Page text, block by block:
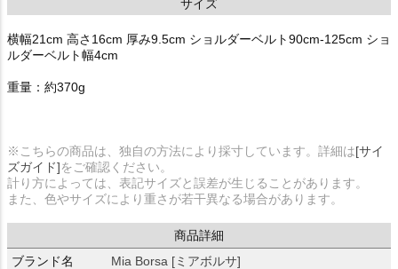
サイズ
横幅21cm 高さ16cm 厚み9.5cm ショルダーベルト90cm-125cm ショ
ルダーベルト幅4cm
重量：約370g
※こちらの商品は、独自の方法により採寸しています。詳細は[サイ
ズガイド]をご確認ください。
計り方によっては、表記サイズと誤差が生じることがあります。
また、色やサイズにより重さが若干異なる場合があります。
商品詳細
ブランド名
Mia Borsa [ミアボルサ]